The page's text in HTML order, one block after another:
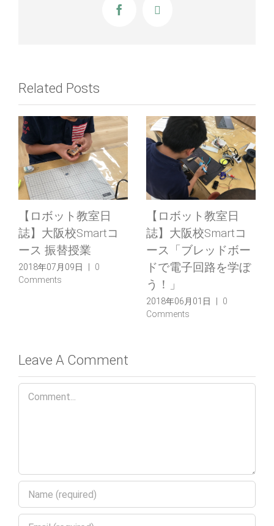
Facebook
X
Related Posts
【ロボット教室日
誌】大阪校Smartコ
ース 振替授業
2018年07月09日
0
Comments
【ロボット教室日
誌】大阪校Smartコ
ース「ブレッドボー
ドで電子回路を学ぼ
う！」
2018年06月01日
0
Comments
Leave A Comment
Comment